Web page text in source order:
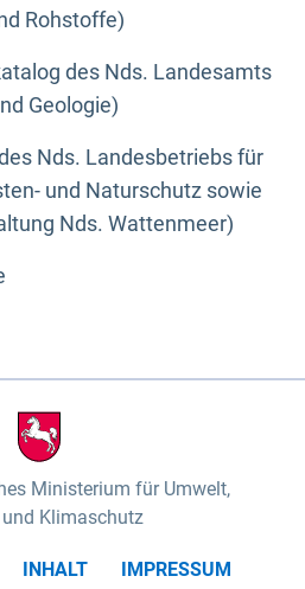
Rohstoffe)
des Nds. Landesamts
Geologie)
Nds. Landesbetriebs für
und Naturschutz sowie
Nds. Wattenmeer)
Ministerium für Umwelt,
und Klimaschutz
INHALT
IMPRESSUM